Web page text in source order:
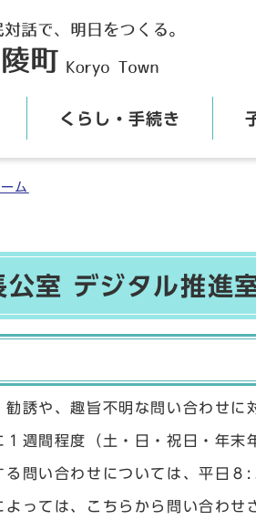
くらし・手続き
ム
公室 デジタル推
勧誘や、趣旨不明な問い合わせに
１週間程度（土・日・祝日・年末
る問い合わせについては、平日８
よっては、こちらから問い合わ